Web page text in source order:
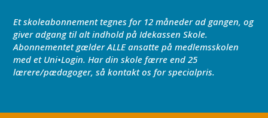
Et skoleabonnement tegnes for 12 måneder ad gangen, og
giver adgang til alt indhold på Idekassen Skole.
Abonnementet gælder ALLE ansatte på medlemsskolen
med et Uni•Login. Har din skole færre end 25
lærere/pædagoger, så kontakt os for specialpris.